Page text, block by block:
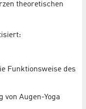
theoretischen
Funktionsweise des
von Augen-Yoga